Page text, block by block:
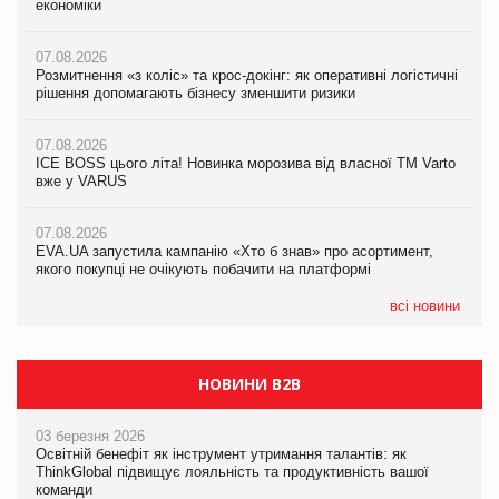
економіки
07.08.2026
Розмитнення «з коліс» та крос-докінг: як оперативні логістичні
рішення допомагають бізнесу зменшити ризики
07.08.2026
ICE BOSS цього літа! Новинка морозива від власної ТМ Varto
вже у VARUS
07.08.2026
EVA.UA запустила кампанію «Хто б знав» про асортимент,
якого покупці не очікують побачити на платформі
всі новини
ICE BOSS цього літа! Новинка морозива від власної ТМ Varto
07.08.2026
EVA.UA запустила кампанію «Хто б знав» про асортимент,
06.08.2026
Смачна новинка для хвостатих: у VARUS з’явилися паучі
05.08.2026
Мережа супермаркетів VARUS купує мережу магазинів
економіки
07.08.2026
Kraft Heinz скоротила збиток у першому півріччі
Продажі Hugo Boss впали на 9%
НОВИНИ B2B
03 березня 2026
Освітній бенефіт як інструмент утримання талантів: як
ThinkGlobal підвищує лояльність та продуктивність вашої
команди